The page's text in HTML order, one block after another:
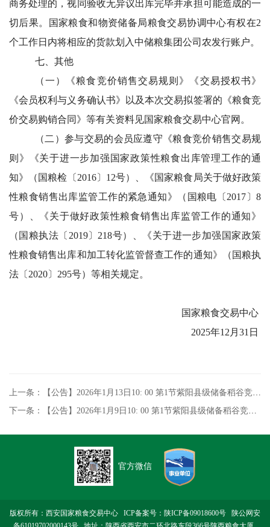
商务处理的，视同验收无异议出库完毕并承担可能造成的一
切后果。国家粮食和物资储备局粮食交易协调中心有权在2
个工作日内将相应的货款划入中储粮集团公司农发行账户。
七、其他
（一）《粮食竞价销售交易规则》《交易授权书》
《会员权利与义务确认书》以及本次交易拟签署的《粮食竞
价交易购销合同》等有关资料见国家粮食交易中心官网。
（二）参与交易的会员应遵守《粮食竞价销售交易规
则》《关于进一步加强国家政策性粮食出库管理工作的通
知》（国粮检〔2016〕12号）、《国家粮食局关于做好政策
性粮食销售出库监管工作的紧急通知》（国粮电〔2017〕8
号）、《关于做好政策性粮食销售出库监管工作的通知》
（国粮执法〔2019〕218号）、《关于进一步加强国家政策
性粮食销售出库和加工转化监管督查工作的通知》（国粮执
法〔2020〕295号）等相关规定。
国家粮食交易中心
2025年12 月 31 日
上一条：【公告】2026年1月13日10: 00 第1节紫阳县级储备稻谷竞价采购专场交易
下一条：【公告】2026年1月9日10: 00 第1节紫阳县级储备稻谷竞价采购专场交易
官方微信
版权所有：西安国家粮食交易中心 ICP备案号： 陕ICP备09018600号
陕公网安